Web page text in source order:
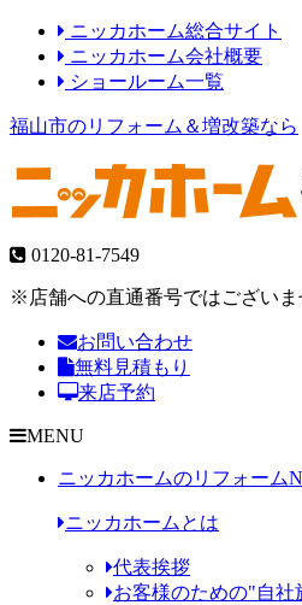
ニッカホーム総合サイト
ニッカホーム会社概要
ショールーム一覧
福山市のリフォーム＆増改築なら
0120-81-7549
※店舗への直通番号ではございま
お問い合わせ
無料見積もり
来店予約
MENU
ニッカホームのリフォーム
ニッカホームとは
代表挨拶
お客様のための"自社